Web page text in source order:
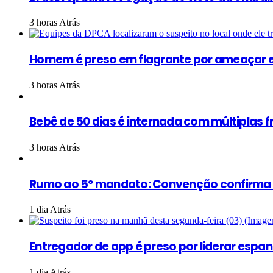
3 horas Atrás
Homem é preso em flagrante por
3 horas Atrás
Bebê de 50 dias é internada com
3 horas Atrás
Rumo ao 5º mandato: Convenção
1 dia Atrás
Entregador de app é preso por liderar